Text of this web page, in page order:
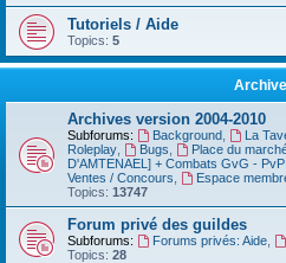
Tutoriels / Aide
Topics: 5
Archives version 2004-2010
Subforums: Background, La
Roleplay
Bugs Place du
D'AMTENAEL] + Combats GvG -
Ventes / Concours
Espace
Topics: 13747
Forum privé des guildes
Subforums: Forums privés: Aide,
Topics: 28